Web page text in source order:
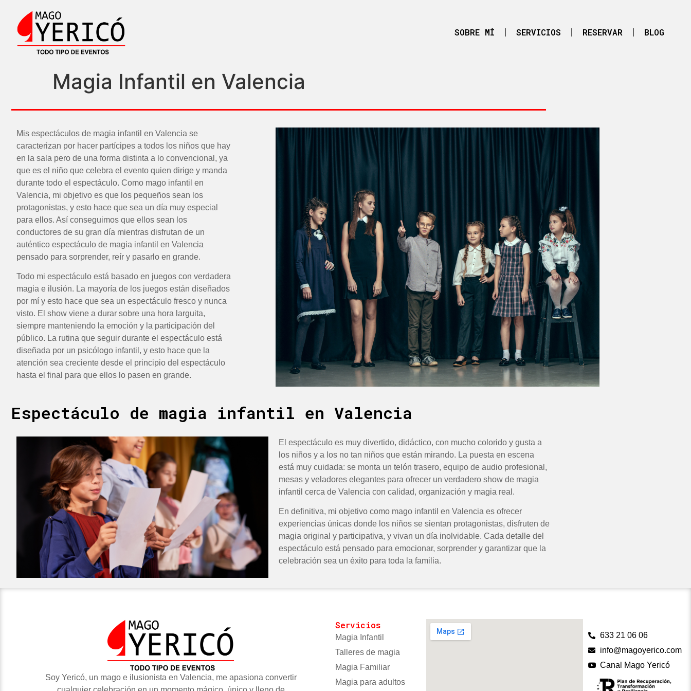
SOBRE MÍ SERVICIOS RESERVAR BLOG
Magia Infantil en Valencia
Mis espectáculos de magia infantil en Valencia se
caracterizan por hacer partícipes a todos los niños que hay
en la sala pero de una forma distinta a lo convencional, ya
que es el niño que celebra el evento quien dirige y manda
durante todo el espectáculo. Como mago infantil en
Valencia, mi objetivo es que los pequeños sean los
protagonistas, y esto hace que sea un día muy especial
para ellos. Así conseguimos que ellos sean los
conductores de su gran día mientras disfrutan de un
auténtico espectáculo de magia infantil en Valencia
pensado para sorprender, reír y pasarlo en grande.
Todo mi espectáculo está basado en juegos con verdadera
magia e ilusión. La mayoría de los juegos están diseñados
por mí y esto hace que sea un espectáculo fresco y nunca
visto. El show viene a durar sobre una hora larguita,
siempre manteniendo la emoción y la participación del
público. La rutina que seguir durante el espectáculo está
diseñada por un psicólogo infantil, y esto hace que la
atención sea creciente desde el principio del espectáculo
hasta el final para que ellos lo pasen en grande.
Espectáculo de magia infantil en Valencia
El espectáculo es muy divertido, didáctico, con mucho colorido y gusta a
los niños y a los no tan niños que están mirando. La puesta en escena
está muy cuidada: se monta un telón trasero, equipo de audio profesional,
mesas y veladores elegantes para ofrecer un verdadero show de magia
infantil cerca de Valencia con calidad, organización y magia real.
En definitiva, mi objetivo como mago infantil en Valencia es ofrecer
experiencias únicas donde los niños se sientan protagonistas, disfruten de
magia original y participativa, y vivan un día inolvidable. Cada detalle del
espectáculo está pensado para emocionar, sorprender y garantizar que la
celebración sea un éxito para toda la familia.
Soy Yericó, un mago e ilusionista en Valencia, me apasiona convertir
Servicios
Magia Infantil
Talleres de magia
Magia Familiar
Magia para adultos
633 21 06 06
info@magoyerico.com
Canal Mago Yericó